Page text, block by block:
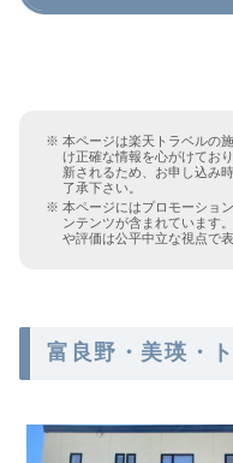
本ページは楽天トラベルの
け正確な情報を心がけてお
新されるため、お申し込み
了承下さい。
本ページにはプロモーショ
ンテンツが含まれています
や評価は公平中立な視点で
富良野・美瑛・